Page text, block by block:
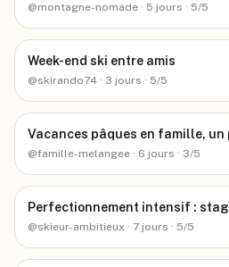
@montagne-nomade · 5 jours · 5/5
Week-end ski entre amis
@skirando74 · 3 jours · 5/5
Vacances pâques en famille, un
@famille-melangee · 6 jours · 3/5
Perfectionnement intensif :
@skieur-ambitieux · 7 jours · 5/5